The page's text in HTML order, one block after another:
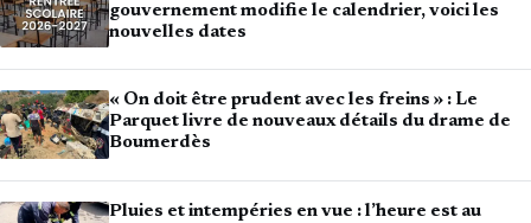
gouvernement modifie le calendrier, voici les
nouvelles dates
« On doit être prudent avec les freins » : Le
Parquet livre de nouveaux détails du drame de
Boumerdès
Pluies et intempéries en vue : l’heure est au